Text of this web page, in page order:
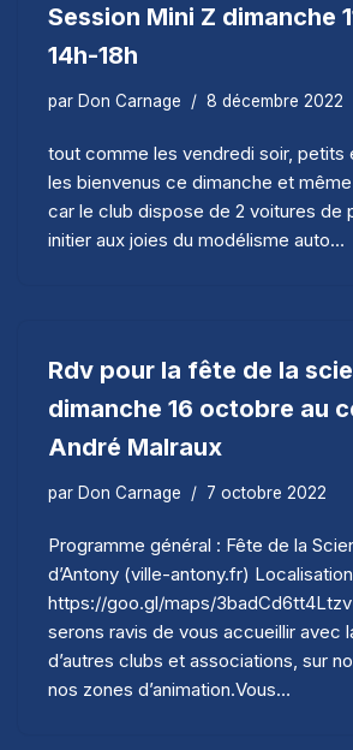
Session Mini Z dimanche
14h-18h
par Don Carnage 8 décembre 2022
tout comme les vendredi soir, petits
les bienvenus ce dimanche et même
car le club dispose de 2 voitures de
initier aux joies du modélisme auto…
Rdv pour la fête de la
dimanche 16 octobre au
André Malraux
par Don Carnage 7 octobre 2022
Programme général : Fête de la
d’Antony (ville-antony.fr)
https://goo.gl/maps/
serons ravis de vous accueillir avec
d’autres clubs et associations, sur
nos zones d’animation.Vous…